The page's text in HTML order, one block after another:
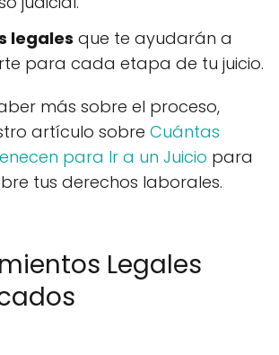
legales que te ayudarán a
para cada etapa de tu juicio.
más sobre el proceso,
artículo sobre Cuántas
para Ir a un Juicio para
tus derechos laborales.
Legales